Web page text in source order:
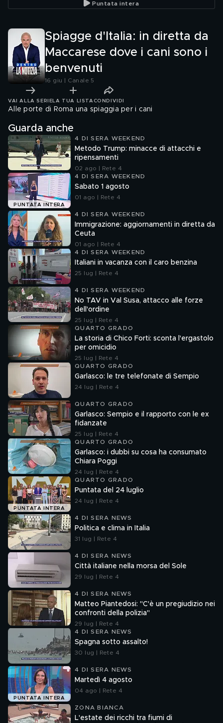
tranquille"
Puntata intera
Spiagge d'Italia: in diretta da
Maccarese dove i cani sono i
benvenuti
16 giu | Canale 5
VAI ALLA SERIE LA TUA LISTA CONDIVIDI
Alle porte di Roma una spiaggia per i cani
Guarda anche
4 DI SERA WEEKEND
Metodo Trump: minacce di attacchi e
ripensamenti
02 ago | Rete 4
PUNTATA INTERA
4 DI SERA WEEKEND
Sabato 1 agosto
01 ago | Rete 4
4 DI SERA WEEKEND
Immigrazione: aggiornamenti in diretta da
Ceuta
01 ago | Rete 4
4 DI SERA WEEKEND
Italiani in vacanza con il caro benzina
25 lug | Rete 4
4 DI SERA WEEKEND
No TAV in Val Susa, attacco alle forze
dell'ordine
25 lug | Rete 4
QUARTO GRADO
La storia di Chico Forti: sconta l'ergastolo
per omicidio
25 lug | Rete 4
QUARTO GRADO
Garlasco: le tre telefonate di Sempio
24 lug | Rete 4
QUARTO GRADO
Garlasco: Sempio e il rapporto con le ex
fidanzate
25 lug | Rete 4
QUARTO GRADO
Garlasco: i dubbi su cosa ha consumato
Chiara Poggi
24 lug | Rete 4
PUNTATA INTERA
QUARTO GRADO
Puntata del 24 luglio
24 lug | Rete 4
4 DI SERA NEWS
Politica e clima in Italia
31 lug | Rete 4
4 DI SERA NEWS
Città italiane nella morsa del Sole
29 lug | Rete 4
4 DI SERA NEWS
Matteo Piantedosi: "C'è un pregiudizio nei
confronti della polizia"
29 lug | Rete 4
4 DI SERA NEWS
Spagna sotto assalto!
30 lug | Rete 4
PUNTATA INTERA
4 DI SERA NEWS
Martedì 4 agosto
04 ago | Rete 4
ZONA BIANCA
L'estate dei ricchi tra fiumi di